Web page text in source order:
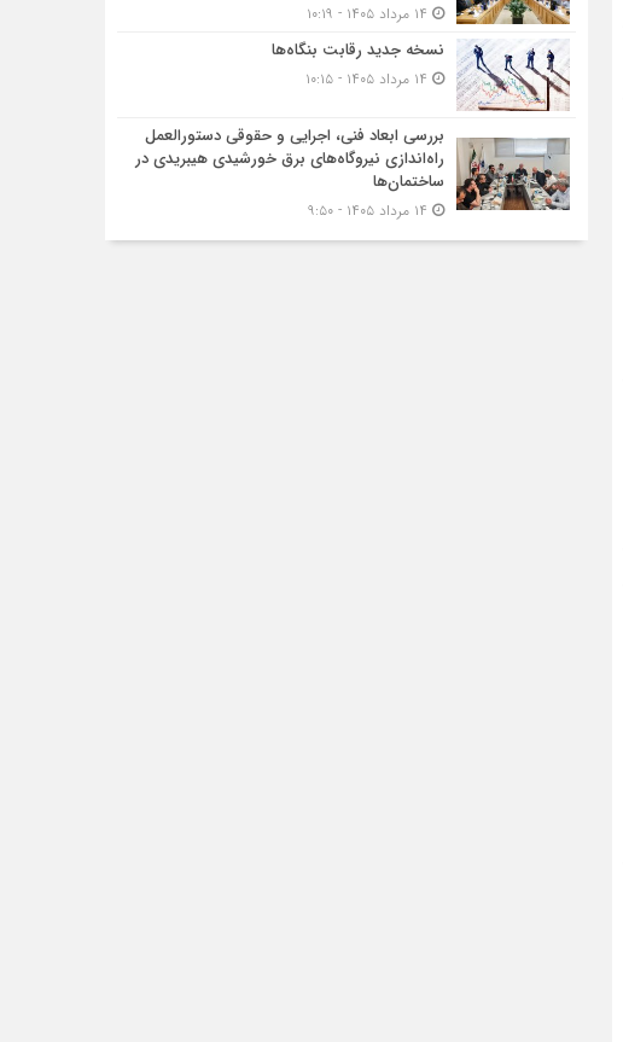
نسخه جدید رقابت‌ بنگاه‌ها
بررسی ابعاد فنی، اجرایی و حقوقی دستورالعمل
راه‌اندازی نیروگاه‌های برق خورشیدی هیبریدی در
ساختمان‌ها